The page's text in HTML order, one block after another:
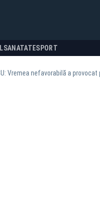
SANATATESPORT
Vremea nefavorabilă a